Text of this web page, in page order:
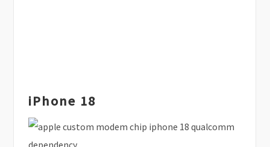
iPhone 18